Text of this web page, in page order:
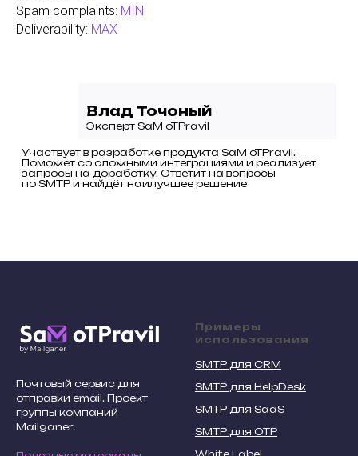
Spam complaints: MIN
Deliverability: MAX
Участвует в разработке продукта SaM oTPravil.
Поможет со сложными интеграциями и реализует
запросы на доработку. Ответит на вопросы
по SMTP и найдёт наилучшее решение
Влад Точоный
Эксперт SaM oTPravil
Почтовый сервис для
отправки email. Проект
группы компаний
Mailganer.
Примеры
использования
SMTP для CRM
SMTP для HelpDesk
SMTP для SaaS
SMTP для OTP